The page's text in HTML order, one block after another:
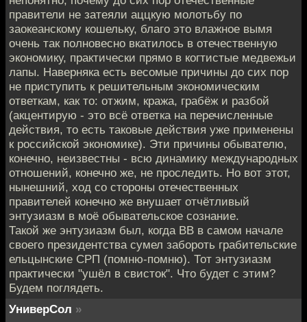
правители не затеяли аццкую молотьбу по
заокеанскому кошельку, благо это влажное вымя
очень так полновесно вкатилось в отечественную
экономику, практически прямо в когтистые медвежьи
лапы. Наверняка есть весомые причины до сих пор
не приступить к решительным экономическим
ответкам, как то: отжим, кража, грабёж и разбой
(акцентирую - это всё ответка на перечисленные
действия, то есть таковые действия уже применены
к российской экономике). Эти причины обывателю,
конечно, неизвестны - всю динамику международных
отношений, конечно же, не проследить. Но вот этот,
нынешний, ход со стороны отечественных
правителей конечно же внушает отчётливый
энтузиазм в моё обывательское сознание.
Такой же энтузиазм был, когда ВВ в самом начале
своего президентства сумел забороть грабительские
ельцынские СРП (помню-помню). Тот энтузиазм
практически "ушёл в свисток". Что будет с этим?
Будем поглядеть.
УниверСол »